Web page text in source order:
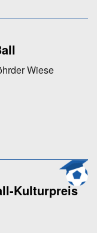
Wiese
Kulturpreis